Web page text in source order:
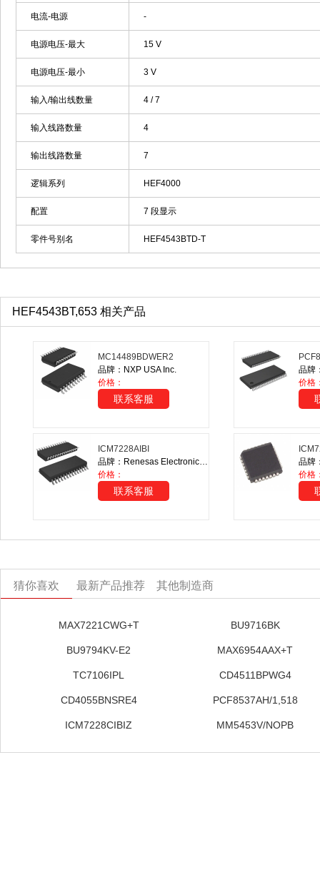
电流-电源 -
电源电压-最大 15 V
电源电压-最小 3 V
输入/输出线数量 4 / 7
输入线路数量 4
输出线路数量 7
逻辑系列 HEF4000
配置 7 段显示
零件号别名 HEF4543BTD-T
HEF4543BT,653 相关产品
MC14489BDWER2
品牌：NXP USA Inc.
价格：
联系客服
品牌
价格
ICM7228AIBI
品牌：Renesas Electronics America Inc.
价格：
联系客服
品牌
价格
猜你喜欢 最新产品推荐 其他制造商
MAX7221CWG+T BU9716BK
BU9794KV-E2 MAX6954AAX+T
TC7106IPL CD4511BPWG4
CD4055BNSRE4 PCF8537AH/1,518
ICM7228CIBIZ MM5453V/NOPB